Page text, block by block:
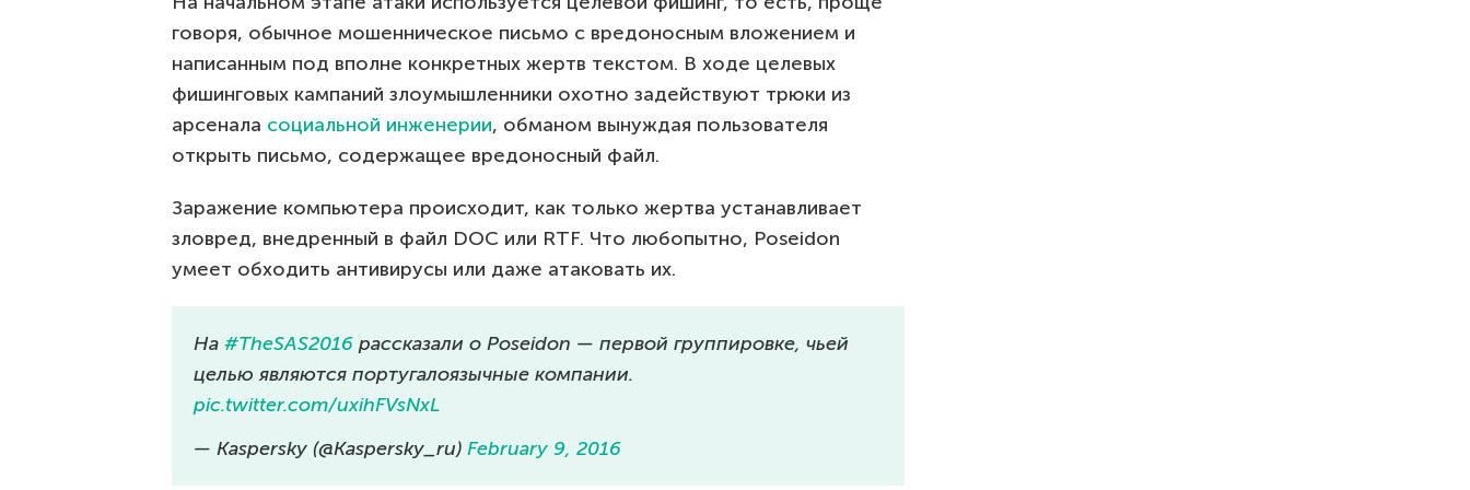
говоря, обычное мошенническое письмо с вредоносным вложением и
написанным под вполне конкретных жертв текстом. В ходе целевых
фишинговых кампаний злоумышленники охотно задействуют трюки из
арсенала социальной инженерии, обманом вынуждая пользователя
открыть письмо, содержащее вредоносный файл.
Заражение компьютера происходит, как только жертва устанавливает
зловред, внедренный в файл DOC или RTF. Что любопытно, Poseidon
умеет обходить антивирусы или даже атаковать их.
На #TheSAS2016 рассказали о Poseidon — первой группировке, чьей
целью являются португалоязычные компании.
pic.twitter.com/uxihFVsNxL
— Kaspersky (@Kaspersky_ru) February 9, 2016